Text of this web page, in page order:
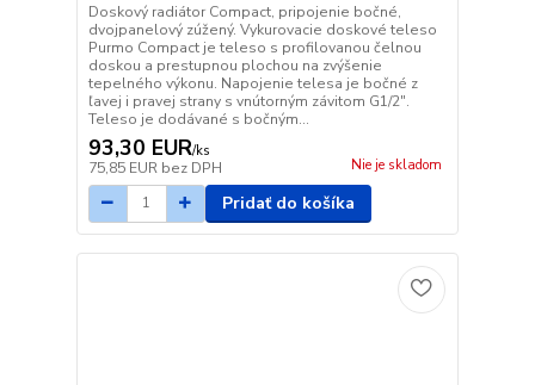
Doskový radiátor Compact, pripojenie bočné,
dvojpanelový zúžený. Vykurovacie doskové teleso
Purmo Compact je teleso s profilovanou čelnou
doskou a prestupnou plochou na zvýšenie
tepelného výkonu. Napojenie telesa je bočné z
ľavej i pravej strany s vnútorným závitom G1/2".
Teleso je dodávané s bočným...
93,30 EUR/ks
75,85 EUR bez DPH Nie je skladom
Pridať do košíka